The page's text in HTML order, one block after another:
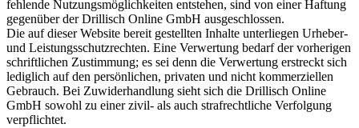
fehlende Nutzungsmöglichkeiten entstehen, sind von einer Haftung
gegenüber der Drillisch Online GmbH ausgeschlossen.
Die auf dieser Website bereit gestellten Inhalte unterliegen Urheber-
und Leistungsschutzrechten. Eine Verwertung bedarf der vorherigen
schriftlichen Zustimmung; es sei denn die Verwertung erstreckt sich
lediglich auf den persönlichen, privaten und nicht kommerziellen
Gebrauch. Bei Zuwiderhandlung sieht sich die Drillisch Online
GmbH sowohl zu einer zivil- als auch strafrechtliche Verfolgung
verpflichtet.